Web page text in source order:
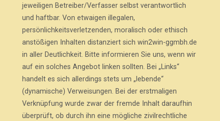
jeweiligen Betreiber/Verfasser selbst verantwortlich
und haftbar. Von etwaigen illegalen,
persönlichkeitsverletzenden, moralisch oder ethisch
anstößigen Inhalten distanziert sich win2win-ggmbh.de
in aller Deutlichkeit. Bitte informieren Sie uns, wenn wir
auf ein solches Angebot linken sollten. Bei „Links“
handelt es sich allerdings stets um „lebende“
(dynamische) Verweisungen. Bei der erstmaligen
Verknüpfung wurde zwar der fremde Inhalt daraufhin
überprüft, ob durch ihn eine mögliche zivilrechtliche